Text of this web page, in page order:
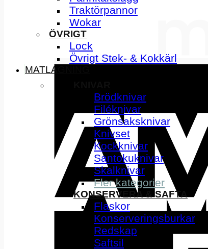
Traktörpannor
Wokar
ÖVRIGT
Lock
Övrigt Stek- & Kokkärl
MATLAGNING
Brödknivar
Filéknivar
Grönsaksknivar
Knivset
Kockknivar
Santokuknivar
Skalknivar
Fler kategorier
KONSERVERA & SAFTA
Flaskor
Konserveringsburkar
Redskap
Saftsil